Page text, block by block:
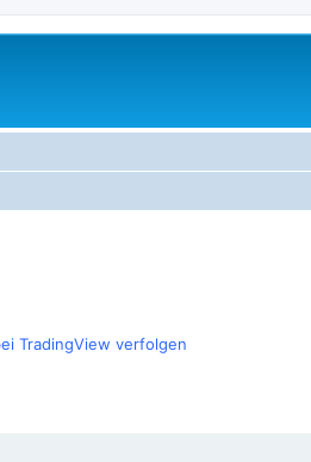
TradingView verfolgen